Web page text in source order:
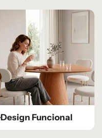
Design Funcional​